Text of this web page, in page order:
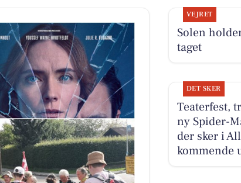
VEJRET
Solen
taget
DET SKER
Teaterfest,
ny Spider-
der sker i
kommende